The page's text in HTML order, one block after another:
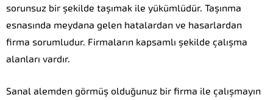
sorunsuz bir şekilde taşımak ile yükümlüdür. Taşınma
esnasında meydana gelen hatalardan ve hasarlardan
firma sorumludur. Firmaların kapsamlı şekilde çalışma
alanları vardır.
Sanal alemden görmüş olduğunuz bir firma ile çalışmayın